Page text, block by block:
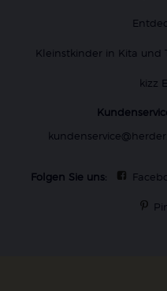
Kleinstkinder in Kita und
kizz
Folgen Sie uns: